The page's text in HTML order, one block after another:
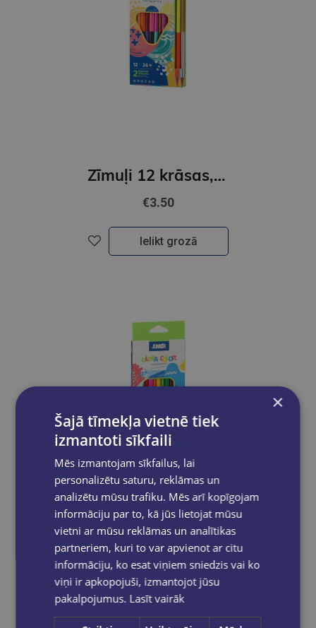
Zīmuļi 12 krāsas, DUAL, trijstūra formas, ULTRA COLOR, Junior
€3.50
Ielikt grozā
Zīmuļi 12 krāsas, trijstūra formas, ULTRA COLOR, Junior
€1.95
Ielikt grozā
×
Šajā tīmekļa vietnē tiek
izmantoti sīkfaili
Mēs izmantojam sīkfailus, lai
personalizētu saturu, reklāmas un
analizētu mūsu trafiku. Mēs arī kopīgojam
informāciju par to, kā jūs lietojat mūsu
vietni ar mūsu reklāmas un analītikas
partneriem, kuri to var apvienot ar citu
informāciju, ko esat viņiem sniedzis vai ko
viņi ir apkopojuši, izmantojot jūsu
pakalpojumus. Lasīt vairāk